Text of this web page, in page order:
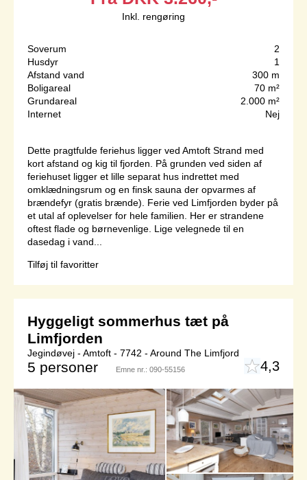
Inkl. rengøring
Soverum
2
Husdyr
1
Afstand vand
300 m
Boligareal
70 m²
Grundareal
2.000 m²
Internet
Nej
Dette pragtfulde feriehus ligger ved Amtoft Strand med
kort afstand og kig til fjorden. På grunden ved siden af
feriehuset ligger et lille separat hus indrettet med
omklædningsrum og en finsk sauna der opvarmes af
brændefyr (gratis brænde). Ferie ved Limfjorden byder på
et utal af oplevelser for hele familien. Her er strandene
oftest flade og børnevenlige. Lige velegnede til en
dasedag i vand...
Tilføj til favoritter
Hyggeligt sommerhus tæt på
Limfjorden
Jegindøvej - Amtoft - 7742 - Around The Limfjord
5 personer Emne nr.: 090-55156 4,3